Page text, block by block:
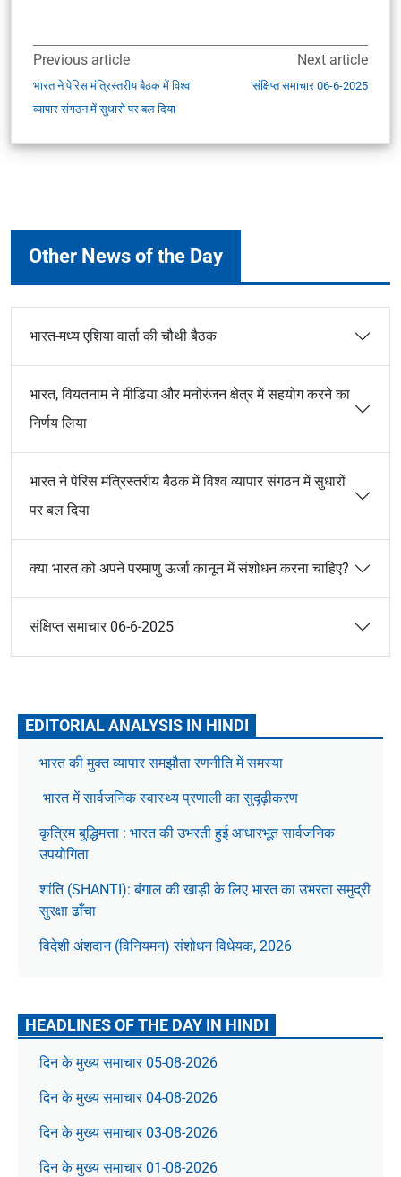
Previous article
भारत ने पेरिस मंत्रिस्तरीय बैठक में विश्व
व्यापार संगठन में सुधारों पर बल दिया
Next article
संक्षिप्त समाचार 06-6-2025
Other News of the Day
भारत-मध्य एशिया वार्ता की चौथी बैठक
भारत, वियतनाम ने मीडिया और मनोरंजन क्षेत्र में सहयोग करने का
निर्णय लिया
भारत ने पेरिस मंत्रिस्तरीय बैठक में विश्व व्यापार संगठन में सुधारों
पर बल दिया
क्या भारत को अपने परमाणु ऊर्जा कानून में संशोधन करना चाहिए?
संक्षिप्त समाचार 06-6-2025
EDITORIAL ANALYSIS IN HINDI
भारत की मुक्त व्यापार समझौता रणनीति में समस्या
भारत में सार्वजनिक स्वास्थ्य प्रणाली का सुदृढ़ीकरण
कृत्रिम बुद्धिमत्ता : भारत की उभरती हुई आधारभूत सार्वजनिक
उपयोगिता
शांति (SHANTI): बंगाल की खाड़ी के लिए भारत का उभरता समुद्री
सुरक्षा ढाँचा
विदेशी अंशदान (विनियमन) संशोधन विधेयक, 2026
HEADLINES OF THE DAY IN HINDI
दिन के मुख्य समाचार 05-08-2026
दिन के मुख्य समाचार 04-08-2026
दिन के मुख्य समाचार 03-08-2026
दिन के मुख्य समाचार 01-08-2026